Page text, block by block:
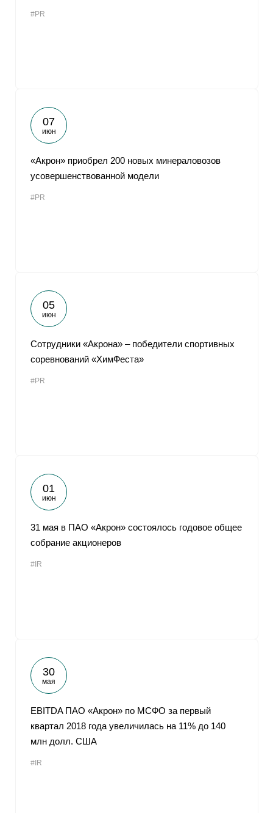
#PR
07
июн
«Акрон» приобрел 200 новых минераловозов
усовершенствованной модели
#PR
05
июн
Сотрудники «Акрона» ‒ победители спортивных
соревнований «ХимФеста»
#PR
01
июн
31 мая в ПАО «Акрон» состоялось годовое общее
собрание акционеров
#IR
30
мая
EBITDA ПАО «Акрон» по МСФО за первый
квартал 2018 года увеличилась на 11% до 140
млн долл. США
#IR